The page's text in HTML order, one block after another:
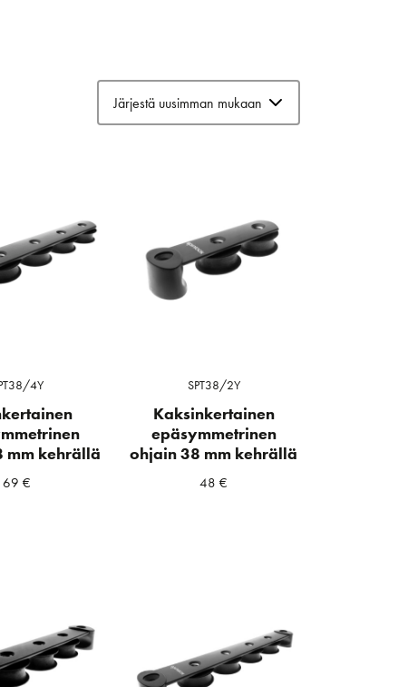
4Y
mm kehrällä
69€
SPT38/2Y
Kaksinkertainen
epäsymmetrinen
ohjain 38 mm kehrällä
48€